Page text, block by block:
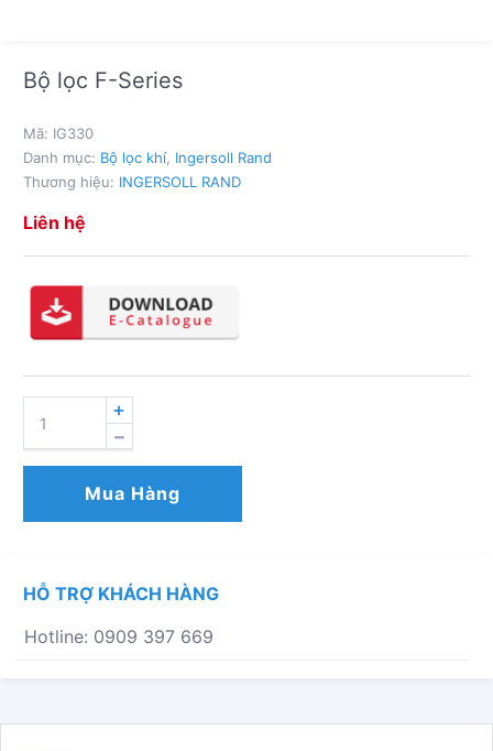
Bộ lọc F-Series
Liên hệ
LỌC
Mua Hàng
Mã: IG330
Danh mục: Bộ lọc khí Ingersoll Rand
Thương hiệu: INGERSOLL RAND
HỖ TRỢ KHÁCH HÀNG
Hotline: 0909 397 669